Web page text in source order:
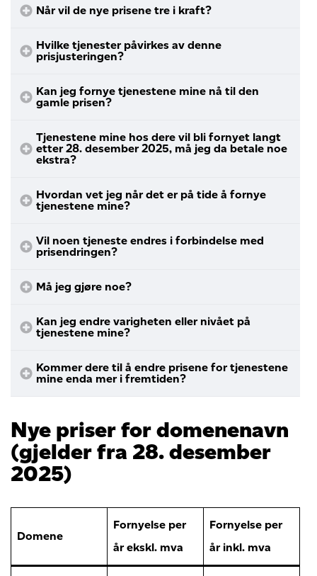
Når vil de nye prisene tre i kraft?
Hvilke tjenester påvirkes av denne
prisjusteringen?
Kan jeg fornye tjenestene mine nå til den
gamle prisen?
Tjenestene mine hos dere vil bli fornyet langt
etter 28. desember 2025, må jeg da betale noe
ekstra?
Hvordan vet jeg når det er på tide å fornye
tjenestene mine?
Vil noen tjeneste endres i forbindelse med
prisendringen?
Må jeg gjøre noe?
Kan jeg endre varigheten eller nivået på
tjenestene mine?
Kommer dere til å endre prisene for tjenestene
mine enda mer i fremtiden?
Nye priser for domenenavn
(gjelder fra 28. desember
2025)
Domene
Fornyelse per
år ekskl. mva
Fornyelse per
år inkl. mva